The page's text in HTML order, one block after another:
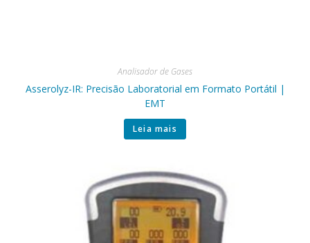
Analisador de Gases
Asserolyz-IR: Precisão Laboratorial em Formato Portátil |
EMT
Leia mais